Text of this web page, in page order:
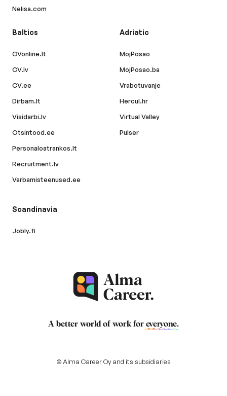
Nelisa.com
Baltics
CVonline.lt
CV.lv
CV.ee
Dirbam.lt
Visidarbi.lv
Otsintood.ee
Personaloatrankos.lt
Recruitment.lv
Varbamisteenused.ee
Adriatic
MojPosao
MojPosao.ba
Vrabotuvanje
Hercul.hr
Virtual Valley
Pulser
Scandinavia
Jobly.fi
A better world of work for everyone.
© Alma Career Oy and its subsidiaries